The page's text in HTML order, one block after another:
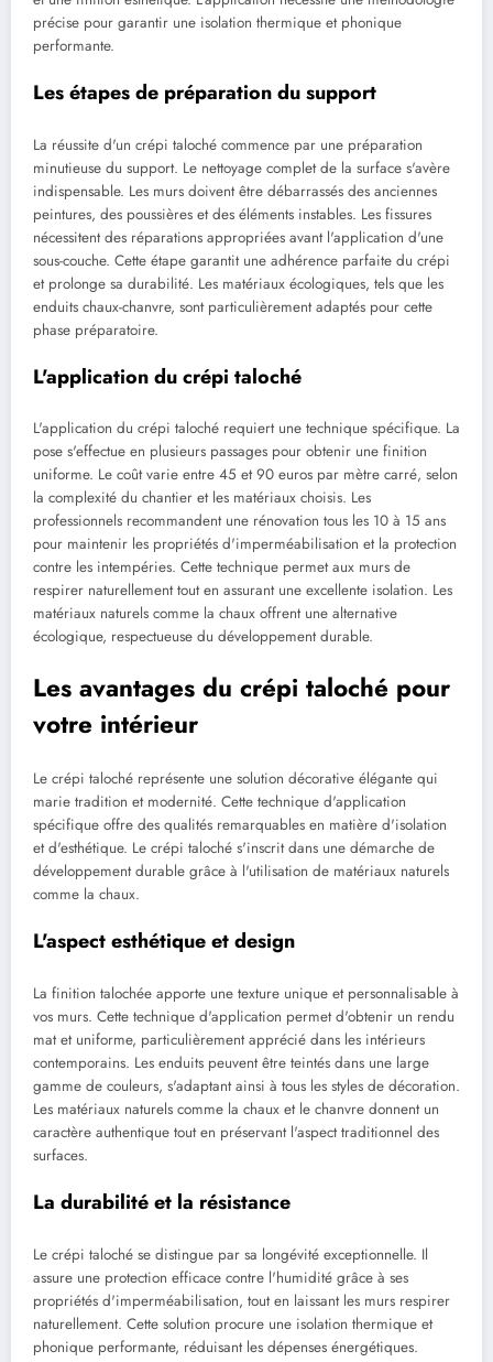
précise pour garantir une isolation thermique et phonique
performante.
Les étapes de préparation du support
La réussite d'un crépi taloché commence par une préparation
minutieuse du support. Le nettoyage complet de la surface s'avère
indispensable. Les murs doivent être débarrassés des anciennes
peintures, des poussières et des éléments instables. Les fissures
nécessitent des réparations appropriées avant l'application d'une
sous-couche. Cette étape garantit une adhérence parfaite du crépi
et prolonge sa durabilité. Les matériaux écologiques, tels que les
enduits chaux-chanvre, sont particulièrement adaptés pour cette
phase préparatoire.
L'application du crépi taloché
L'application du crépi taloché requiert une technique spécifique. La
pose s'effectue en plusieurs passages pour obtenir une finition
uniforme. Le coût varie entre 45 et 90 euros par mètre carré, selon
la complexité du chantier et les matériaux choisis. Les
professionnels recommandent une rénovation tous les 10 à 15 ans
pour maintenir les propriétés d'imperméabilisation et la protection
contre les intempéries. Cette technique permet aux murs de
respirer naturellement tout en assurant une excellente isolation. Les
matériaux naturels comme la chaux offrent une alternative
écologique, respectueuse du développement durable.
Les avantages du crépi taloché pour
votre intérieur
Le crépi taloché représente une solution décorative élégante qui
marie tradition et modernité. Cette technique d'application
spécifique offre des qualités remarquables en matière d'isolation
et d'esthétique. Le crépi taloché s'inscrit dans une démarche de
développement durable grâce à l'utilisation de matériaux naturels
comme la chaux.
L'aspect esthétique et design
La finition talochée apporte une texture unique et personnalisable à
vos murs. Cette technique d'application permet d'obtenir un rendu
mat et uniforme, particulièrement apprécié dans les intérieurs
contemporains. Les enduits peuvent être teintés dans une large
gamme de couleurs, s'adaptant ainsi à tous les styles de décoration.
Les matériaux naturels comme la chaux et le chanvre donnent un
caractère authentique tout en préservant l'aspect traditionnel des
surfaces.
La durabilité et la résistance
Le crépi taloché se distingue par sa longévité exceptionnelle. Il
assure une protection efficace contre l'humidité grâce à ses
propriétés d'imperméabilisation, tout en laissant les murs respirer
naturellement. Cette solution procure une isolation thermique et
phonique performante, réduisant les dépenses énergétiques.